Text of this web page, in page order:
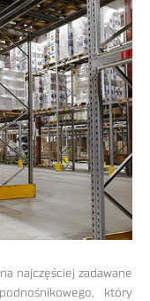
najczęściej zadawane
który